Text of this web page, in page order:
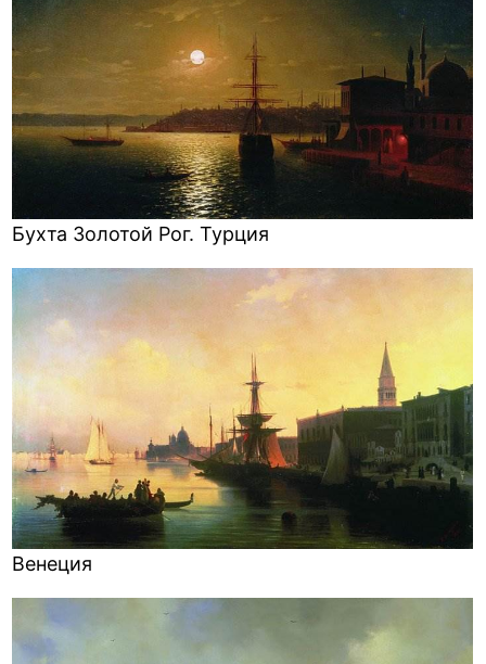
Бухта Золотой Рог. Турция
Венеция